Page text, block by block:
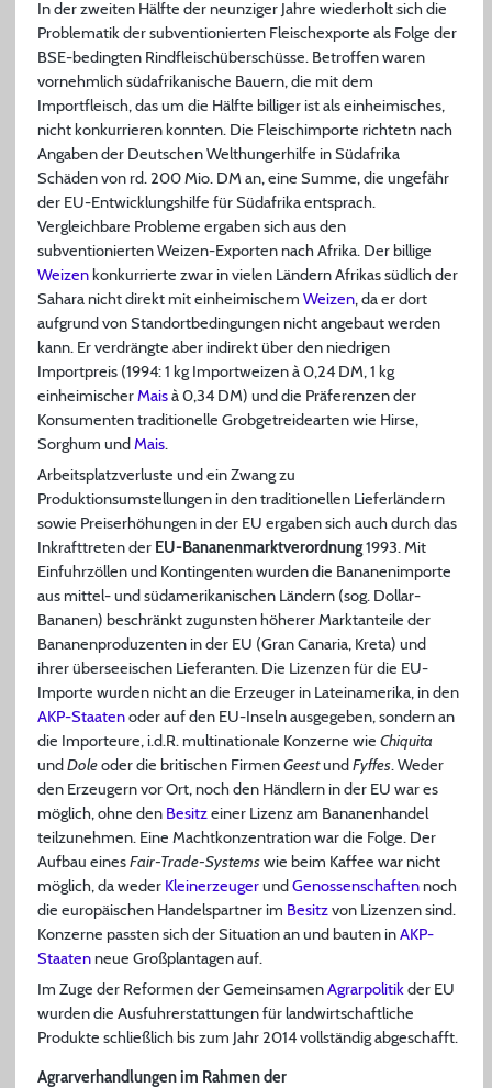
In der zweiten Hälfte der neunziger Jahre wiederholt sich die
Problematik der subventionierten Fleischexporte als Folge der
BSE-bedingten Rindfleischüberschüsse. Betroffen waren
vornehmlich südafrikanische Bauern, die mit dem
Importfleisch, das um die Hälfte billiger ist als einheimisches,
nicht konkurrieren konnten. Die Fleischimporte richtetn nach
Angaben der Deutschen Welthungerhilfe in Südafrika
Schäden von rd. 200 Mio. DM an, eine Summe, die ungefähr
der EU-Entwicklungshilfe für Südafrika entsprach.
Vergleichbare Probleme ergaben sich aus den
subventionierten Weizen-Exporten nach Afrika. Der billige
Weizenkonkurrierte zwar in vielen Ländern Afrikas südlich der
Sahara nicht direkt mit einheimischem Weizen, da er dort
aufgrund von Standortbedingungen nicht angebaut werden
kann. Er verdrängte aber indirekt über den niedrigen
Importpreis (1994: 1 kg Importweizen à 0,24 DM, 1 kg
einheimischerMaisà 0,34 DM) und die Präferenzen der
Konsumenten traditionelle Grobgetreidearten wie Hirse,
Sorghum undMais.
Arbeitsplatzverluste und ein Zwang zu
Produktionsumstellungen in den traditionellen Lieferländern
sowie Preiserhöhungen in der EU ergaben sich auch durch das
Inkrafttreten der EU-Bananenmarktverordnung1993. Mit
Einfuhrzöllen und Kontingenten wurden die Bananenimporte
aus mittel- und südamerikanischen Ländern (sog. Dollar-
Bananen) beschränkt zugunsten höherer Marktanteile der
Bananenproduzenten in der EU (Gran Canaria, Kreta) und
ihrer überseeischen Lieferanten. Die Lizenzen für die EU-
Importe wurden nicht an die Erzeuger in Lateinamerika, in den
AKP-Staatenoder auf den EU-Inseln ausgegeben, sondern an
die Importeure, i.d.R. multinationale Konzerne wie Chiquita
undDoleoder die britischen FirmenGeestundFyffes. Weder
den Erzeugern vor Ort, noch den Händlern in der EU war es
möglich, ohne den Besitzeiner Lizenz am Bananenhandel
teilzunehmen. Eine Machtkonzentration war die Folge. Der
Aufbau einesFair-Trade-Systemswie beim Kaffee war nicht
möglich, da weder KleinerzeugerundGenossenschaftennoch
die europäischen Handelspartner im Besitzvon Lizenzen sind.
Konzerne passten sich der Situation an und bauten inAKP-
Staatenneue Großplantagen auf.
Im Zuge der Reformen der GemeinsamenAgrarpolitikder EU
wurden die Ausfuhrerstattungen für landwirtschaftliche
Produkte schließlich bis zum Jahr 2014 vollständig abgeschafft.
Agrarverhandlungen im Rahmen der